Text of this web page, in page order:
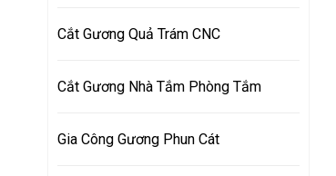
Cắt Gương Quả Trám CNC
Cắt Gương Nhà Tắm Phòng Tắm
Gia Công Gương Phun Cát